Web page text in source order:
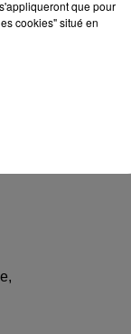
que pour
cookies" situé en